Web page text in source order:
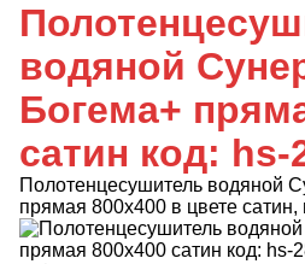
водяной
Богема+
сатин код: hs-
Полотенцесушитель водяной
прямая 800x400 в цвете сатин,